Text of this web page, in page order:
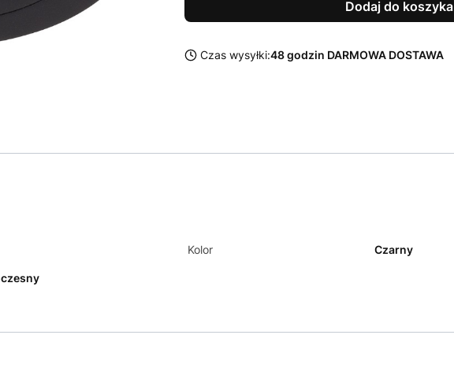
Dodaj do koszyka
Czas wysyłki:48 godzin DARMOWA DOSTAWA
Kolor Czarny